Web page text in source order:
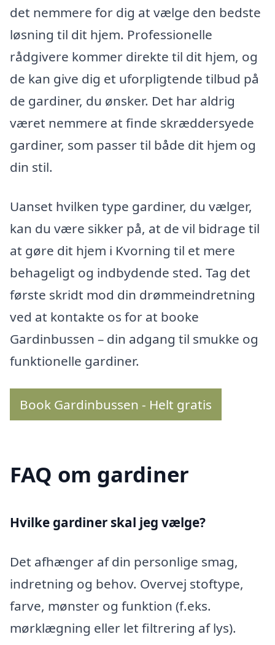
det nemmere for dig at vælge den bedste
løsning til dit hjem. Professionelle
rådgivere kommer direkte til dit hjem, og
de kan give dig et uforpligtende tilbud på
de gardiner, du ønsker. Det har aldrig
været nemmere at finde skræddersyede
gardiner, som passer til både dit hjem og
din stil.
Uanset hvilken type gardiner, du vælger,
kan du være sikker på, at de vil bidrage til
at gøre dit hjem i Kvorning til et mere
behageligt og indbydende sted. Tag det
første skridt mod din drømmeindretning
ved at kontakte os for at booke
Gardinbussen – din adgang til smukke og
funktionelle gardiner.
Book Gardinbussen - Helt gratis
FAQ om gardiner
Hvilke gardiner skal jeg vælge?
Det afhænger af din personlige smag,
indretning og behov. Overvej stoftype,
farve, mønster og funktion (f.eks.
mørklægning eller let filtrering af lys).